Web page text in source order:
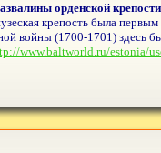
орденской
крепость была
войны (1700-1701) здесь
www.baltworld.ru/estonia/